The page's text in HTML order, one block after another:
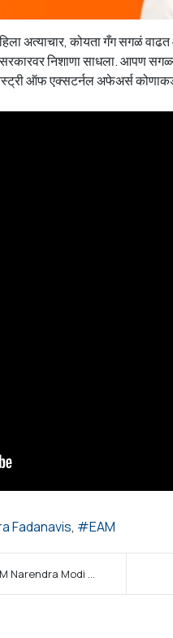
अत्याचार, कोयता गँग सगळं
निशाणा साधला. आपण
ऑफ एक्सटर्नल अफेअर्स
Fadanavis EAM
Narendra Modi ...